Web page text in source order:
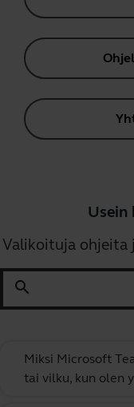
Usein
Valikoituja ohjeita
search
Miksi Microsoft
tai vilku, kun olen